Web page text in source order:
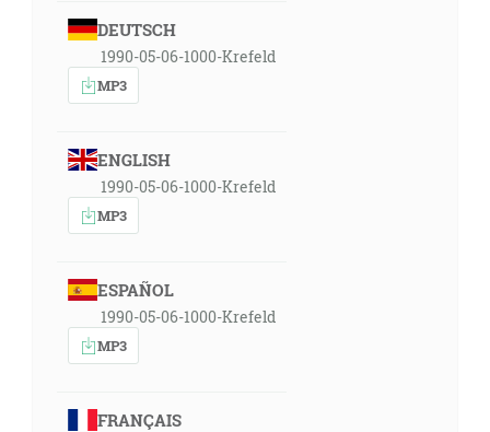
DEUTSCH
1990-05-06-1000-Krefeld
MP3
ENGLISH
1990-05-06-1000-Krefeld
MP3
ESPAÑOL
1990-05-06-1000-Krefeld
MP3
FRANÇAIS